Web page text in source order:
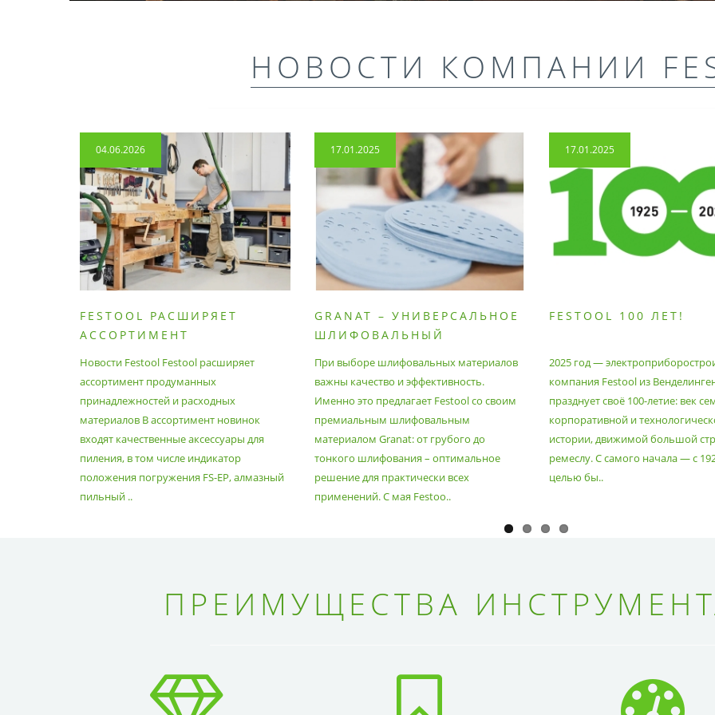
НОВОСТИ КОМПАНИИ
04.06.2026
FESTOOL РАСШИРЯЕТ
АССОРТИМЕНТ
ПРИНАДЛЕЖНОСТЕЙ И
РАСХОДНЫХ МАТЕРИАЛОВ
Новости Festool Festool расширяет
ассортимент продуманных
принадлежностей и расходных
материалов В ассортимент новинок
входят качественные аксессуары для
пиления, в том числе индикатор
положения погружения FS-EP, алмазный
пильный ..
17.01.2025
GRANAT – УНИВЕРСАЛЬНОЕ
ШЛИФОВАЛЬНЫЙ
При выборе шлифовальных материалов
важны качество и эффективность.
Именно это предлагает Festool со своим
премиальным шлифовальным
материалом Granat: от грубого до
тонкого шлифования – оптимальное
решение для практически всех
применений. С мая Festoo..
17.01.2025
FESTOOL 100 ЛЕТ!
2025 год —
компания Festool из
празднует своё 100-летие: век
корпоративной и
истории, движимой большой
ремеслу. С самого начала — с
целью бы..
ПРЕИМУЩЕСТВА ИНСТРУМЕНТА